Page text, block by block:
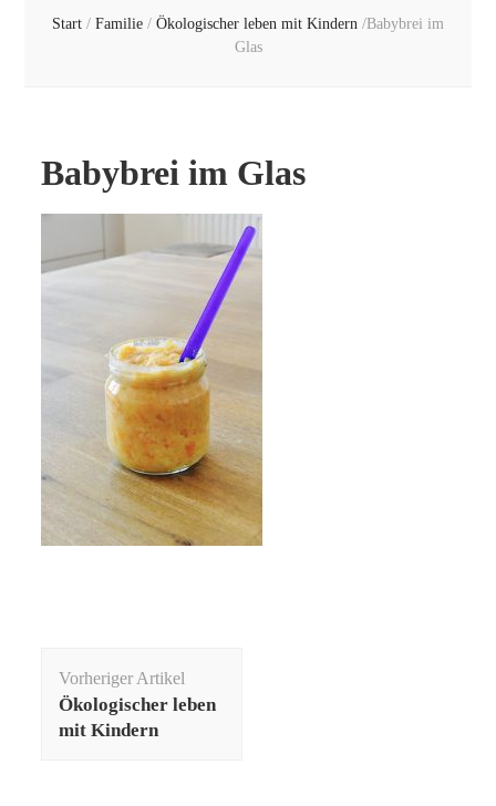
Start / Familie / Ökologischer leben mit Kindern /Babybrei im
Glas
Babybrei im Glas
Vorheriger Artikel
Ökologischer leben
mit Kindern